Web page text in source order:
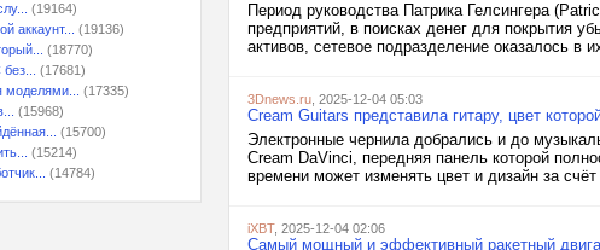
(19164)
аккаунт...
(19136)
(18770)
(17681)
(17335)
(15968)
(15700)
(15214)
(14784)
Период руководства Патрика Гелсингера
предприятий, в поисках денег для покрытия
активов, сетевое подразделение оказалось
3Dnews.ru , 2025-12-04 05:03
Cream Guitars представила гитару, цвет
Электронные чернила добрались и до
Cream DaVinci, передняя панель которой
времени может изменять цвет и дизайн за
iXBT, 2025-12-04 02:06
Самый мощный и эффективный ракетный